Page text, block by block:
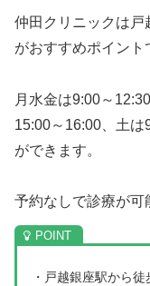
仲田クリニックは
がおすすめポイント
月水金は9:00～
15:00～16:00、土は
ができます。
予約なしで診療が可
・戸越銀座駅から